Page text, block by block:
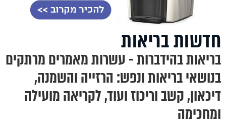
חדשות בריאות
בריאות בהידברות - עשרות מאמרים מרתקים
בנושאי בריאות ונפש: הרזייה והשמנה,
דיכאון, קשב וריכוז ועוד, לקריאה מועילה
ומחכימה